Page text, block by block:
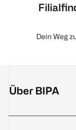
Dein Weg
Über BIPA